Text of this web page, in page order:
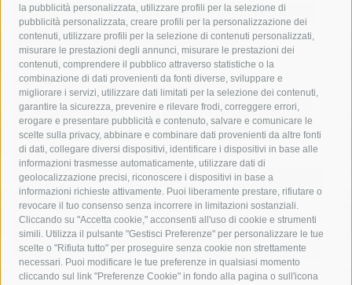
la pubblicità personalizzata, utilizzare profili per la selezione di
pubblicità personalizzata, creare profili per la personalizzazione dei
contenuti, utilizzare profili per la selezione di contenuti personalizzati,
misurare le prestazioni degli annunci, misurare le prestazioni dei
contenuti, comprendere il pubblico attraverso statistiche o la
combinazione di dati provenienti da fonti diverse, sviluppare e
migliorare i servizi, utilizzare dati limitati per la selezione dei contenuti,
garantire la sicurezza, prevenire e rilevare frodi, correggere errori,
erogare e presentare pubblicità e contenuto, salvare e comunicare le
scelte sulla privacy, abbinare e combinare dati provenienti da altre fonti
di dati, collegare diversi dispositivi, identificare i dispositivi in base alle
informazioni trasmesse automaticamente, utilizzare dati di
geolocalizzazione precisi, riconoscere i dispositivi in base a
informazioni richieste attivamente. Puoi liberamente prestare, rifiutare o
revocare il tuo consenso senza incorrere in limitazioni sostanziali.
Cliccando su "Accetta cookie," acconsenti all'uso di cookie e strumenti
simili. Utilizza il pulsante "Gestisci Preferenze" per personalizzare le tue
scelte o "Rifiuta tutto" per proseguire senza cookie non strettamente
necessari. Puoi modificare le tue preferenze in qualsiasi momento
cliccando sul link "Preferenze Cookie" in fondo alla pagina o sull'icona
Asl Napoli 3 sud
capitaneria di porto capri
carabinieri
castellammare di stabia
circumvesuviana
comune di sorrento
concerto
contagi
costiera amalfitana
covid-19 eav
elezioni
fondazione sorrento
gori guardia costiera
incidente
lavori
lorenzo balducelli mare
massa lubrense
massimo coppola
Meta napoli
ordinanza
penisola sorrentina
piano di sorrento
polizia municipale
protezione civile
Regione Campania
sant'agnello
sindaco cuomo
sorrento studenti temporali
treni
turismo
Vico Equense villa fiorentino vincenzo de luca